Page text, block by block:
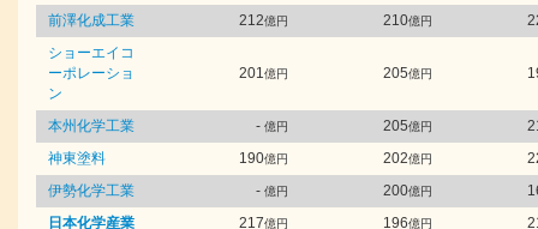
前澤化成工業
212億円 210億円
ショーエイコ
ーポレーショ
ン
201億円 205億円
本州化学工業 - 億円 205億円
神東塗料
190億円 202億円
伊勢化学工業
- 億円 200億円
日本化学産業
217億円 196億円